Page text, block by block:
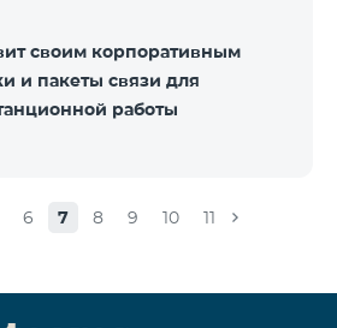
своим корпоративным
и пакеты связи для
работы
6 7 8 9 10 11